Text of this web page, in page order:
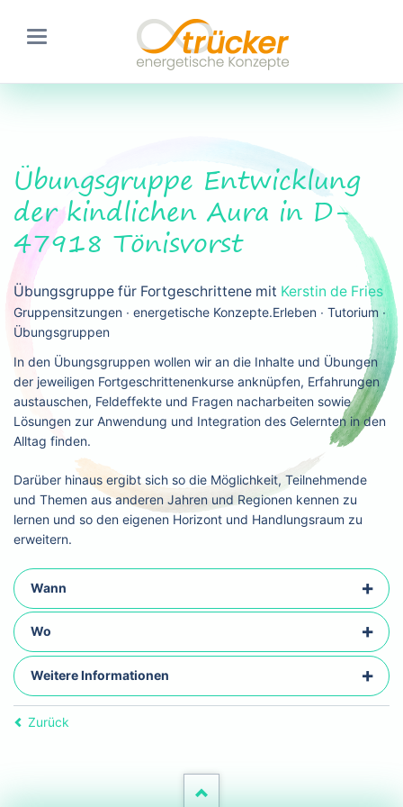
Übungsgruppe Entwicklung
der kindlichen Aura in D-
47918 Tönisvorst
Übungsgruppe für Fortgeschrittene mit Kerstin de Fries
Gruppensitzungen ∙ energetische Konzepte.Erleben ∙ Tutorium ∙
Übungsgruppen
In den Übungsgruppen wollen wir an die Inhalte und Übungen
der jeweiligen Fortgeschrittenenkurse anknüpfen, Erfahrungen
austauschen, Feldeffekte und Fragen nacharbeiten sowie
Lösungen zur Anwendung und Integration des Gelernten in den
Alltag finden.
Darüber hinaus ergibt sich so die Möglichkeit, Teilnehmende
und Themen aus anderen Jahren und Regionen kennen zu
lernen und so den eigenen Horizont und Handlungsraum zu
erweitern.
Wann
Wo
Weitere Informationen
Zurück